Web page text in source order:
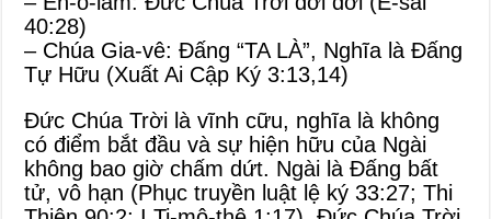
40:28)
– Chúa Gia-vê: Đấng “TA LÀ”, Nghĩa là Đấng
Tự Hữu (Xuất Ai Cập Ký 3:13,14)
Đức Chúa Trời là vĩnh cữu, nghĩa là không
có điểm bắt đầu và sự hiện hữu của Ngài
không bao giờ chấm dứt. Ngài là Đấng bất
tử, vô hạn (Phục truyền luật lệ ký 33:27;Thi